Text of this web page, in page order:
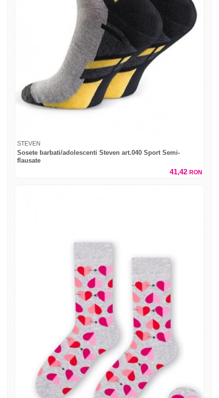
STEVEN
Sosete barbati/adolescenti Steven art.040 Sport Semi-
flausate
41,42 RON